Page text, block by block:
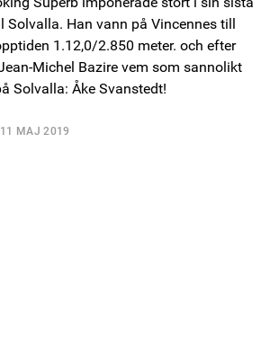
Solvalla. Han vann på Vincennes till
1.12,0/2.850 meter. och efter
Michel Bazire vem som sannolikt
Solvalla: Åke Svanstedt!
11 MAJ 2019